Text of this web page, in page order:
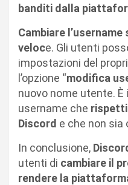
banditi dalla
Cambiare
veloce. Gli utenti
impostazioni del
l’opzione “modifica
nuovo nome utente.
username che rispetti
Discord e che non sia
In conclusione,
utenti di cambiare il
rendere la